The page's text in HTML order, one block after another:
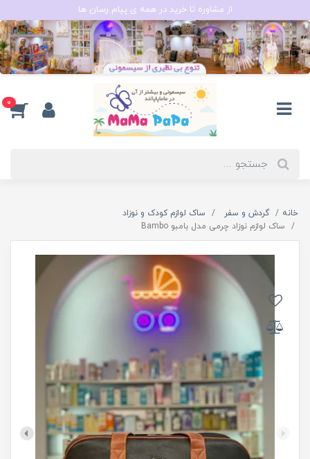
از مشاوره تا خرید در همه ی پیام رسان ها
0
خانه گردش و سفر
ساک لوازم کودک و نوزاد
ساک لوازم نوزاد چرمی مدل بامبو Bambo